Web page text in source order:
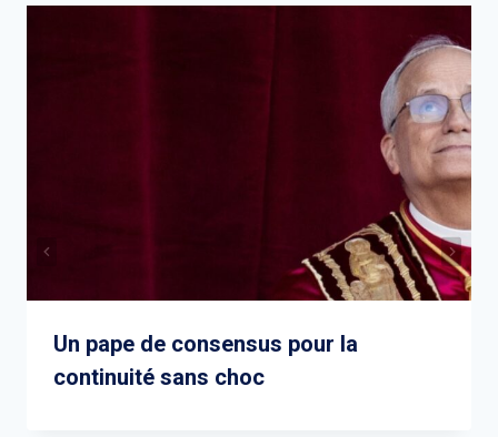
Un pape de consensus pour la
continuité sans choc